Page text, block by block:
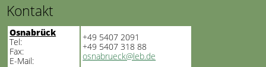
Kontakt
Osnabrück
Tel:
Fax:
E-Mail:
+49 5407 2091
+49 5407 318 88
osnabrueck@leb.de